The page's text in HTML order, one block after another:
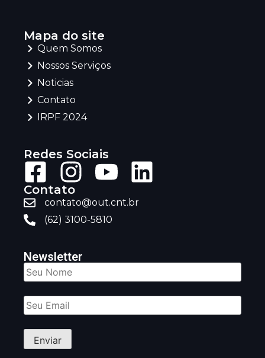
Mapa do site
Quem Somos
Nossos Serviços
Noticias
Contato
IRPF 2024
Redes Sociais
Contato
contato@out.cnt.br
(62) 3100-5810
Newsletter